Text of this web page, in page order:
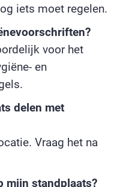
iets moet regelen.
voor het
en
delen met
Vraag het na
mijn standplaats?